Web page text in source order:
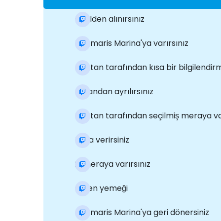
Otelden alınırsınız
Marmaris Marina'ya varırsınız
Kaptan tarafından kısa bir
Limandan ayrılırsınız
Kaptan tarafından seçilmiş meraya
Mola verirsiniz
2. meraya varırsınız
Öğlen yemeği
Marmaris Marina'ya geri dönersiniz